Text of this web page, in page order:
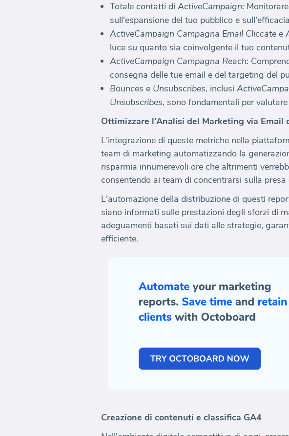
Totale contatti di ActiveCampaign:
sull'espansione del tuo pubblico e
ActiveCampaign Campagna Email Cliccate e
luce su quanto sia coinvolgente il tuo
ActiveCampaign Campagna Reach:
consegna delle tue email e del targeting del
Bounces e Unsubscribes, inclusi
Unsubscribes, sono fondamentali per
Ottimizzare l'Analisi del Marketing via Email
L'integrazione di queste metriche nella
team di marketing automatizzando la
risparmia innumerevoli ore che altrimenti
consentendo ai team di concentrarsi sulla
L'automazione della distribuzione di questi
siano informati sulle prestazioni degli sforzi di
adeguamenti basati sui dati alle strategie,
efficiente.
Creazione di contenuti e classifica GA4